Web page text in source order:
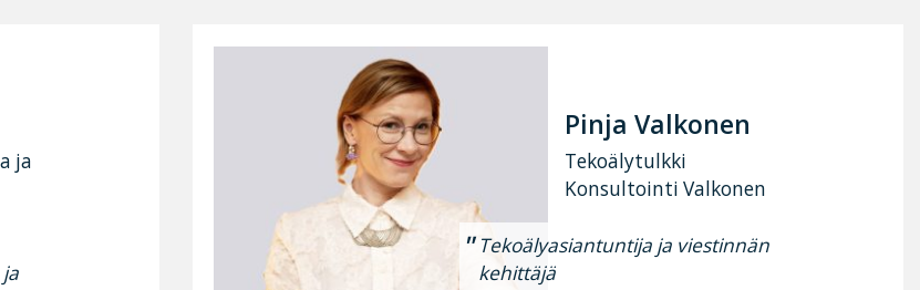
ja
Pinja Valkonen
Tekoälytulkki
Konsultointi Valkonen
Tekoälyasiantuntija ja viestinnän
kehittäjä